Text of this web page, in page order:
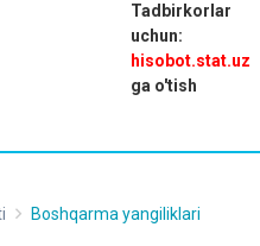
Tadbirkorlar
uchun:
hisobot.stat.uz
ga o'tish
Boshqarma yangiliklari